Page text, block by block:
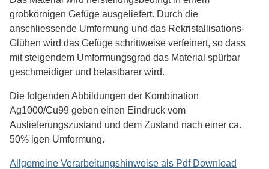
grobkörnigen Gefüge ausgeliefert. Durch die
anschliessende Umformung und das Rekristallisations-
Glühen wird das Gefüge schrittweise verfeinert, so dass
mit steigendem Umformungsgrad das Material spürbar
geschmeidiger und belastbarer wird.
Die folgenden Abbildungen der Kombination
Ag1000/Cu99 geben einen Eindruck vom
Auslieferungszustand und dem Zustand nach einer ca.
50% igen Umformung.
Allgemeine Verarbeitungshinweise als Pdf Download